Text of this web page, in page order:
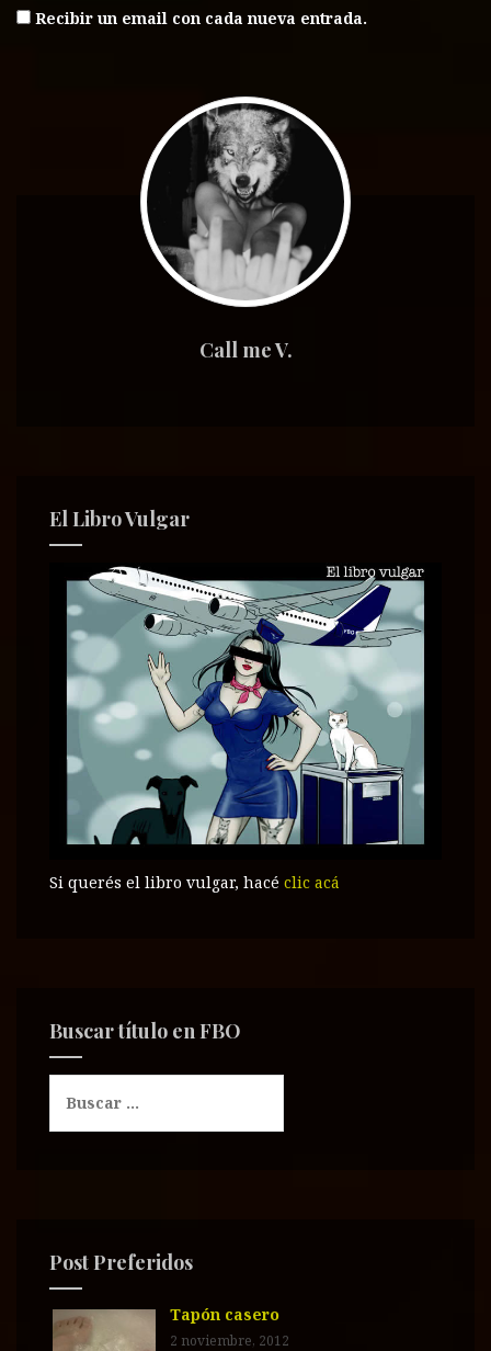
Recibir un email con cada nueva entrada.
Call me V.
El Libro Vulgar
Si querés el libro vulgar, hacé clic acá
Buscar título en FBO
s
Post Preferidos
Tapón casero
2 noviembre, 2012